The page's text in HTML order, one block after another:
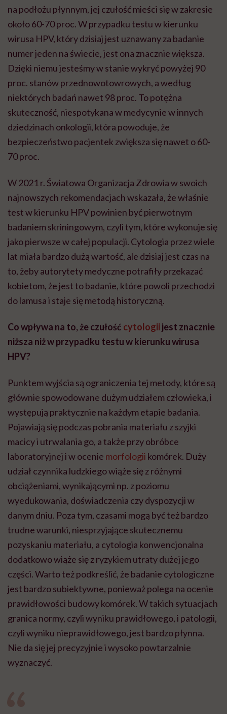
na podłożu płynnym, jej czułość mieści się w zakresie
około 60-70 proc. W przypadku testu w kierunku
wirusa HPV, który dzisiaj jest uznawany za badanie
numer jeden na świecie, jest ona znacznie większa.
Dzięki niemu jesteśmy w stanie wykryć powyżej 90
proc. stanów przednowotowrowych, a według
niektórych badań nawet 98 proc. To potężna
skuteczność, niespotykana w medycynie w innych
dziedzinach onkologii, która powoduje, że
bezpieczeństwo pacjentek zwiększa się nawet o 60-
70 proc.
W 2021 r. Światowa Organizacja Zdrowia w swoich
najnowszych rekomendacjach wskazała, że właśnie
test w kierunku HPV powinien być pierwotnym
badaniem skriningowym, czyli tym, które wykonuje się
jako pierwsze w całej populacji. Cytologia przez wiele
lat miała bardzo dużą wartość, ale dzisiaj jest czas na
to, żeby autorytety medyczne potrafiły przekazać
kobietom, że jest to badanie, które powoli przechodzi
do lamusa i staje się metodą historyczną.
Co wpływa na to, że czułość cytologii jest znacznie
niższa niż w przypadku testu w kierunku wirusa
HPV?
Punktem wyjścia są ograniczenia tej metody, które są
głównie spowodowane dużym udziałem człowieka, i
występują praktycznie na każdym etapie badania.
Pojawiają się podczas pobrania materiału z szyjki
macicy i utrwalania go, a także przy obróbce
laboratoryjnej i w ocenie morfologii komórek. Duży
udział czynnika ludzkiego wiąże się z różnymi
obciążeniami, wynikającymi np. z poziomu
wyedukowania, doświadczenia czy dyspozycji w
danym dniu. Poza tym, czasami mogą być też bardzo
trudne warunki, niesprzyjające skutecznemu
pozyskaniu materiału, a cytologia konwencjonalna
dodatkowo wiąże się z ryzykiem utraty dużej jego
części. Warto też podkreślić, że badanie cytologiczne
jest bardzo subiektywne, ponieważ polega na ocenie
prawidłowości budowy komórek. W takich sytuacjach
granica normy, czyli wyniku prawidłowego, i patologii,
czyli wyniku nieprawidłowego, jest bardzo płynna.
Nie da się jej precyzyjnie i wysoko powtarzalnie
wyznaczyć.